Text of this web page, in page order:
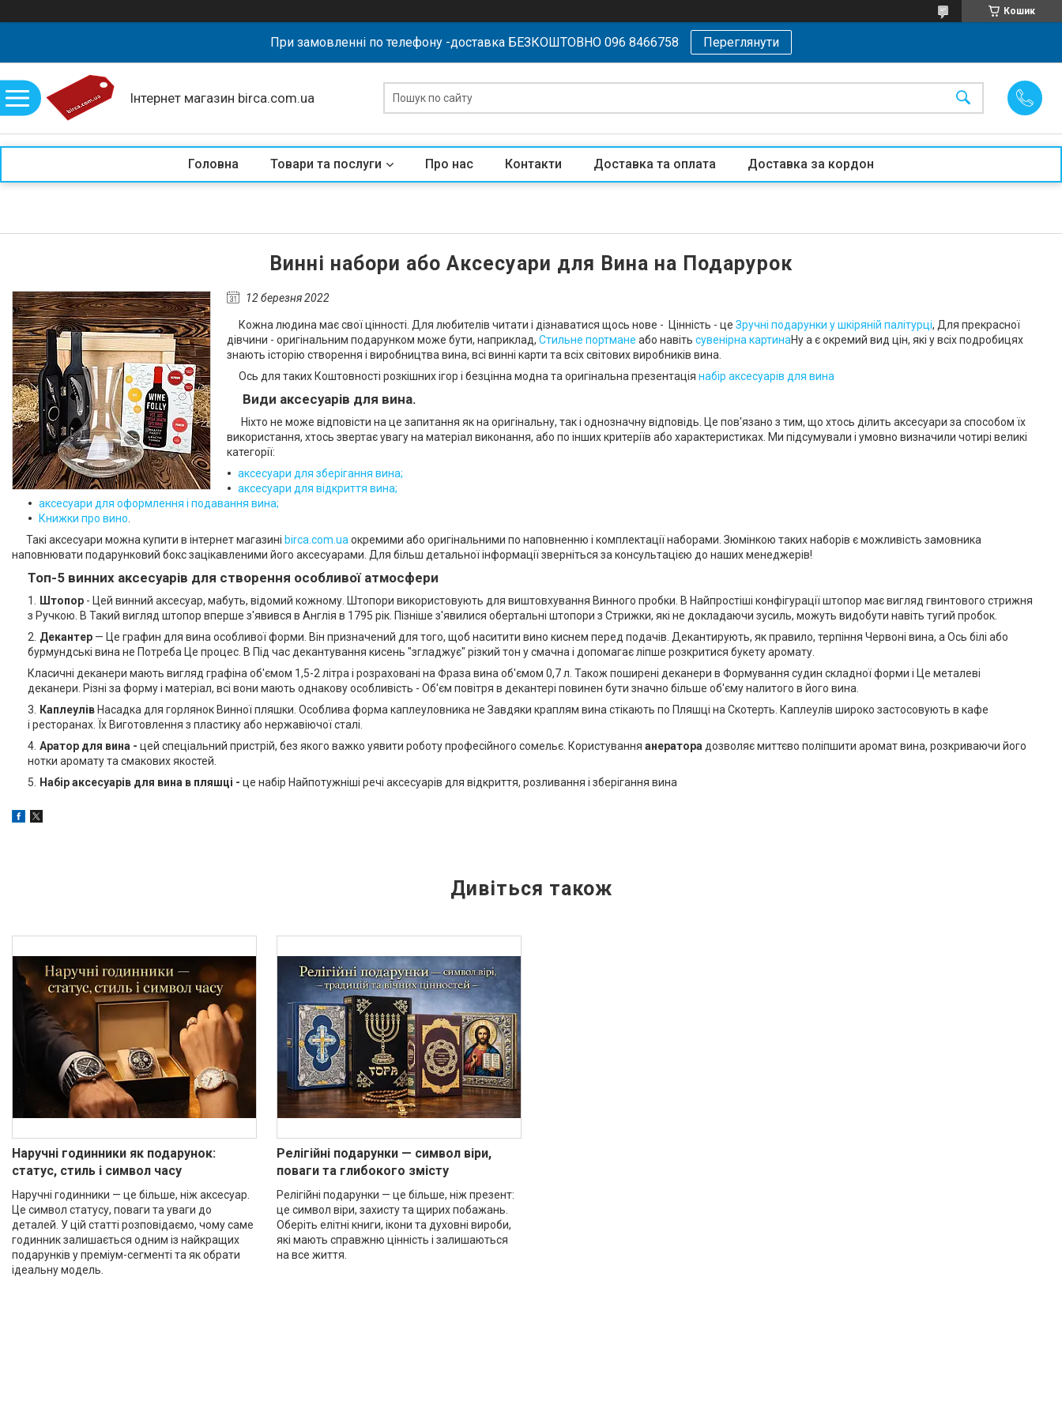
Кошик
При замовленні по телефону -доставка БЕЗКОШТОВНО 096 8466758 Переглянути
Інтернет магазин birca.com.ua
Головна Товари та послуги Про нас Контакти Доставка та оплата Доставка за кордон
Винні набори або Аксесуари для Вина на Подарурок
12 березня 2022
Кожна людина має свої цінності. Для любителів читати і дізнаватися щось нове - Цінність - це Зручні подарунки у шкіряній палітурці, Для прекрасної
дівчини - оригінальним подарунком може бути, наприклад, Стильне портмане або навіть сувенірна картинаНу а є окремий вид цін, які у всіх подробицях
знають історію створення і виробництва вина, всі винні карти та всіх світових виробників вина.
Ось для таких Коштовності розкішних ігор і безцінна модна та оригінальна презентація набір аксесуарів для вина
Види аксесуарів для вина.
Ніхто не може відповісти на це запитання як на оригінальну, так і однозначну відповідь. Це пов'язано з тим, що хтось ділить аксесуари за способом їх
використання, хтось звертає увагу на матеріал виконання, або по інших критеріїв або характеристиках. Ми підсумували і умовно визначили чотирі великі
категорії:
аксесуари для зберігання вина;
аксесуари для відкриття вина;
аксесуари для оформлення і подавання вина;
Книжки про вино
Такі аксесуари можна купити в інтернет магазині birca.com.ua окремими або оригінальними по наповненню і комплектації наборами. Зюмінкою таких наборів є можливість замовника
наповнювати подарунковий бокс зацікавленими його аксесуарами. Для більш детальної інформації зверніться за консультацією до наших менеджерів!
Топ-5 винних аксесуарів для створення особливої атмосфери
Штопор - Цей винний аксесуар, мабуть, відомий кожному. Штопори використовують для виштовхування Винного пробки. В Найпростіші конфігурації штопор має вигляд гвинтового стрижня
з Ручкою. В Такий вигляд штопор вперше з'явився в Англія в 1795 рік. Пізніше з'явилися обертальні штопори з Стрижки, які не докладаючи зусиль, можуть видобути навіть тугий пробок.
Декантер — Це графин для вина особливої форми. Він призначений для того, щоб наситити вино киснем перед подачів. Декантирують, як правило, терпіння Червоні вина, а Ось білі або
бурмундські вина не Потреба Це процес. В Під час декантування кисень "згладжує" різкий тон у смачна і допомагає ліпше розкритися букету аромату.
Класичні деканери мають вигляд графіна об'ємом 1,5-2 літра і розраховані на Фраза вина об'ємом 0,7 л. Також поширені деканери в Формування судин складної форми і Це металеві
деканери. Різні за форму і матеріал, всі вони мають однакову особливість - Об'єм повітря в декантері повинен бути значно більше об'єму налитого в його вина.
Каплеулів Насадка для горлянок Винної пляшки. Особлива форма каплеуловника не Завдяки краплям вина стікають по Пляшці на Скотерть. Каплеулів широко застосовують в кафе
і ресторанах. Їх Виготовлення з пластику або нержавіючої сталі.
Аратор для вина - цей спеціальний пристрій, без якого важко уявити роботу професійного сомельє. Користування анератора дозволяє миттєво поліпшити аромат вина, розкриваючи його
нотки аромату та смакових якостей.
Набір аксесуарів для вина в пляшці - це набір Найпотужніші речі аксесуарів для відкриття, розливання і зберігання вина
Наручні годинники як подарунок:
статус, стиль і символ часу
Наручні годинники — це більше, ніж аксесуар.
Це символ статусу, поваги та уваги до
деталей. У цій статті розповідаємо, чому саме
годинник залишається одним із найкращих
подарунків у преміум-сегменті та як обрати
ідеальну модель.
Релігійні подарунки — символ віри,
поваги та глибокого змісту
Релігійні подарунки — це більше, ніж презент:
це символ віри, захисту та щирих побажань.
Оберіть елітні книги, ікони та духовні вироби,
які мають справжню цінність і залишаються
на все життя.